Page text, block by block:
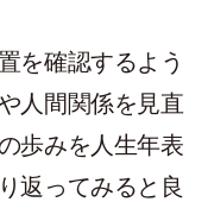
を確認するよう
人間関係を見直
歩みを人生年表
返ってみると良